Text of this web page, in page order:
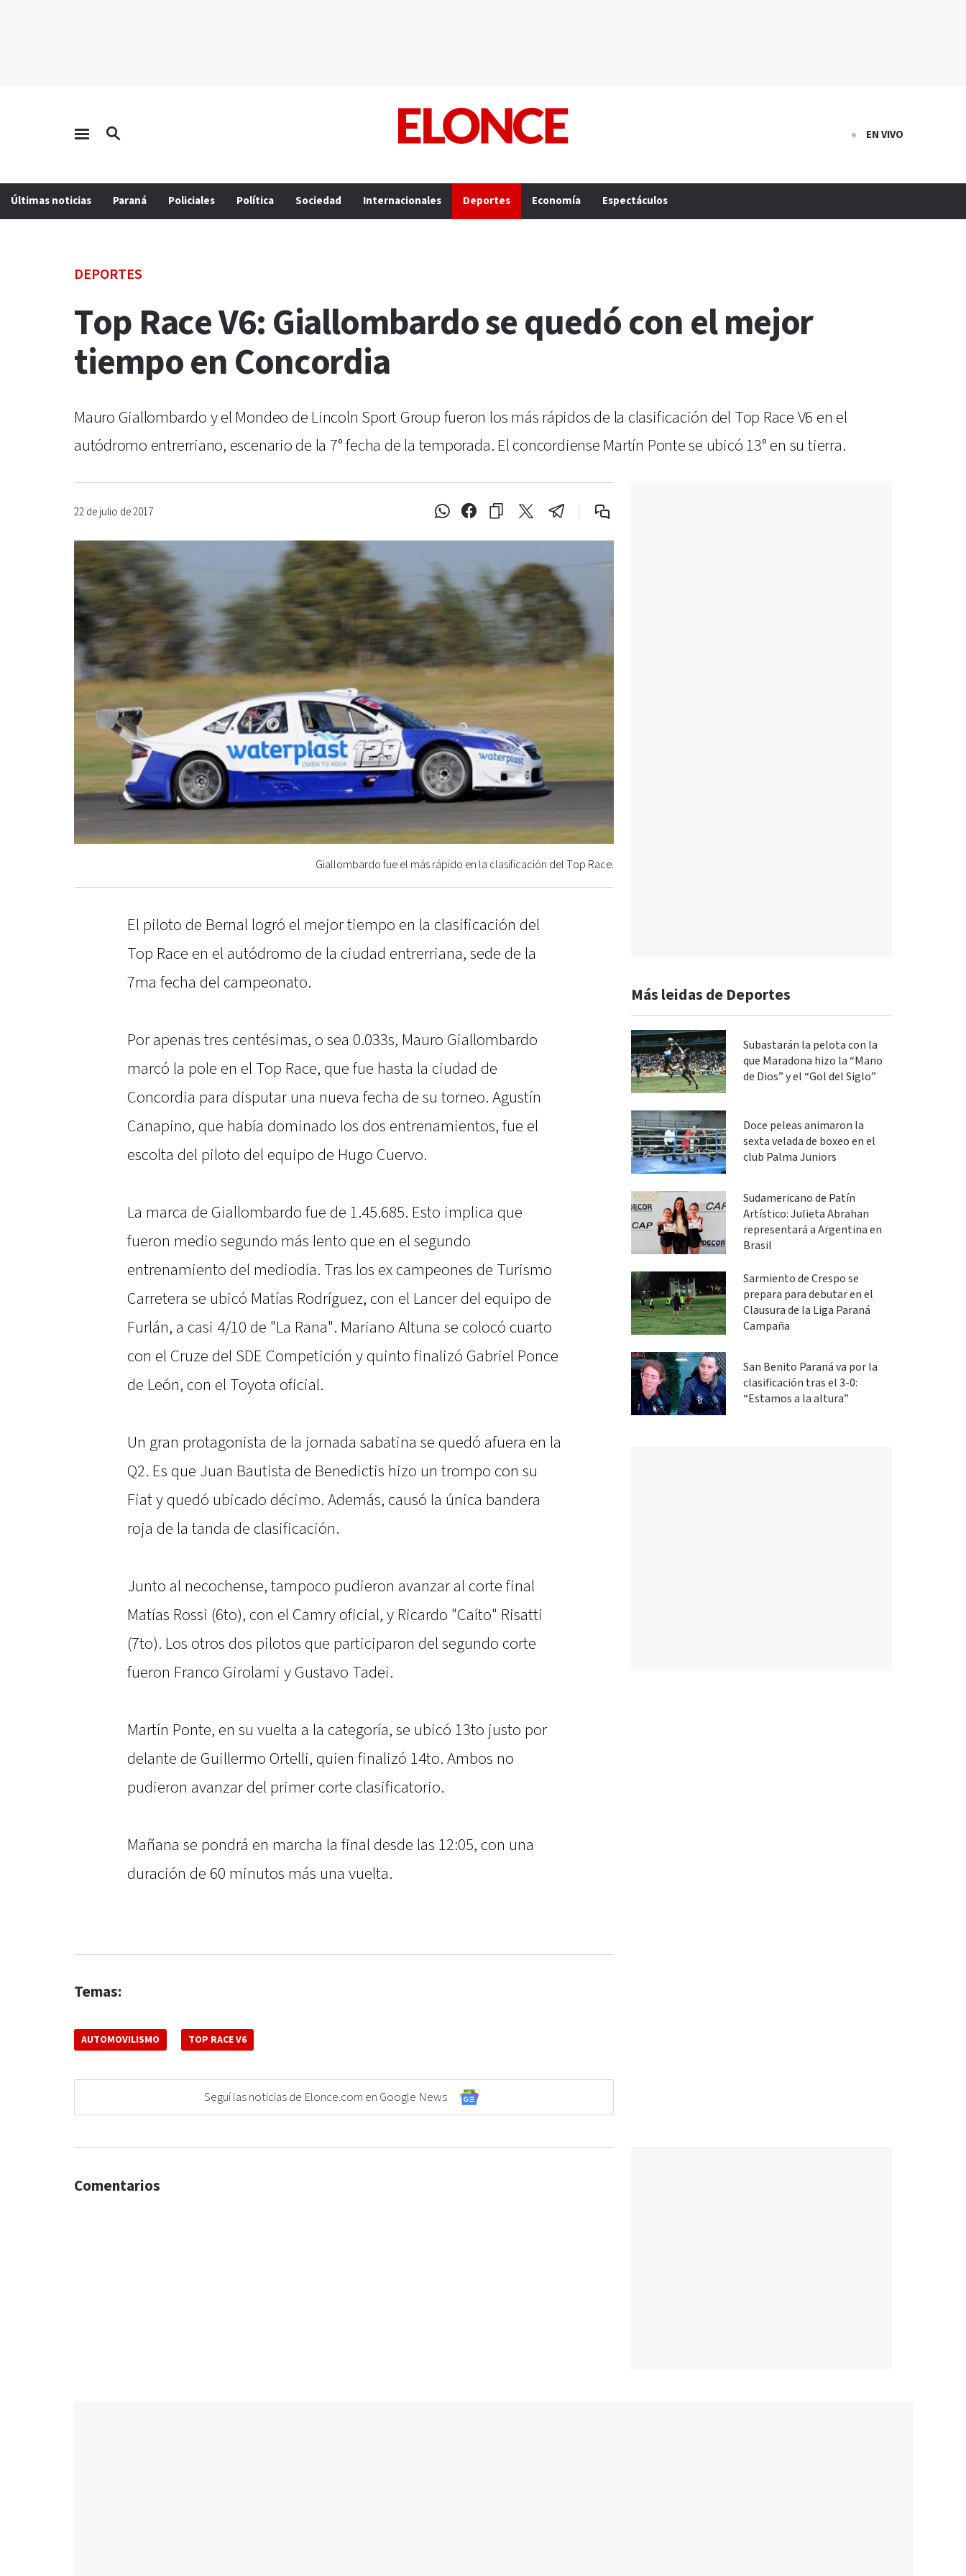
EN VIVO
Últimas noticias Paraná Policiales Política Sociedad Internacionales Deportes Economía Espectáculos
DEPORTES
Top Race V6: Giallombardo se quedó con el mejor
tiempo en Concordia
Mauro Giallombardo y el Mondeo de Lincoln Sport Group fueron los más rápidos de la clasificación del Top Race V6 en el
autódromo entrerriano, escenario de la 7° fecha de la temporada. El concordiense Martín Ponte se ubicó 13° en su tierra.
22 de julio de 2017
Giallombardo fue el más rápido en la clasificación del Top Race.
El piloto de Bernal logró el mejor tiempo en la clasificación del
Top Race en el autódromo de la ciudad entrerriana, sede de la
7ma fecha del campeonato.
Por apenas tres centésimas, o sea 0.033s, Mauro Giallombardo
marcó la pole en el Top Race, que fue hasta la ciudad de
Concordia para disputar una nueva fecha de su torneo. Agustín
Canapino, que había dominado los dos entrenamientos, fue el
escolta del piloto del equipo de Hugo Cuervo.
La marca de Giallombardo fue de 1.45.685. Esto implica que
fueron medio segundo más lento que en el segundo
entrenamiento del mediodía. Tras los ex campeones de Turismo
Carretera se ubicó Matías Rodríguez, con el Lancer del equipo de
Furlán, a casi 4/10 de "La Rana". Mariano Altuna se colocó cuarto
con el Cruze del SDE Competición y quinto finalizó Gabriel Ponce
de León, con el Toyota oficial.
Un gran protagonista de la jornada sabatina se quedó afuera en la
Q2. Es que Juan Bautista de Benedictis hizo un trompo con su
Fiat y quedó ubicado décimo. Además, causó la única bandera
roja de la tanda de clasificación.
Junto al necochense, tampoco pudieron avanzar al corte final
Matías Rossi (6to), con el Camry oficial, y Ricardo "Caíto" Risatti
(7to). Los otros dos pilotos que participaron del segundo corte
fueron Franco Girolami y Gustavo Tadei.
Martín Ponte, en su vuelta a la categoría, se ubicó 13to justo por
delante de Guillermo Ortelli, quien finalizó 14to. Ambos no
pudieron avanzar del primer corte clasificatorio.
Mañana se pondrá en marcha la final desde las 12:05, con una
duración de 60 minutos más una vuelta.
Temas:
AUTOMOVILISMO TOP RACE V6
Seguí las noticias de Elonce.com en Google News
Más leidas de Deportes
Subastarán la pelota con la
que Maradona hizo la “Mano
de Dios” y el “Gol del Siglo”
Doce peleas animaron la
sexta velada de boxeo en el
club Palma Juniors
Sudamericano de Patín
Artístico: Julieta Abrahan
representará a Argentina en
Brasil
Sarmiento de Crespo se
prepara para debutar en el
Clausura de la Liga Paraná
Campaña
San Benito Paraná va por la
clasificación tras el 3-0:
“Estamos a la altura”
Comentarios